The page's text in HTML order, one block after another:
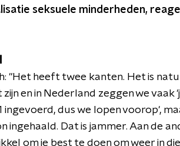
seksuele minderheden,
"Het heeft twee kanten. Het is
zijn en in Nederland zeggen we vaak
ingevoerd, dus we lopen voorop',
ingehaald. Dat is jammer. Aan de
om je best te doen om weer in